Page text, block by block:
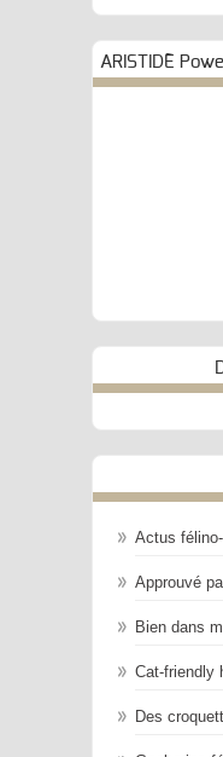
ARISTIDE
Actus
Approuvé
Bien dans
Cat-friendly
Des